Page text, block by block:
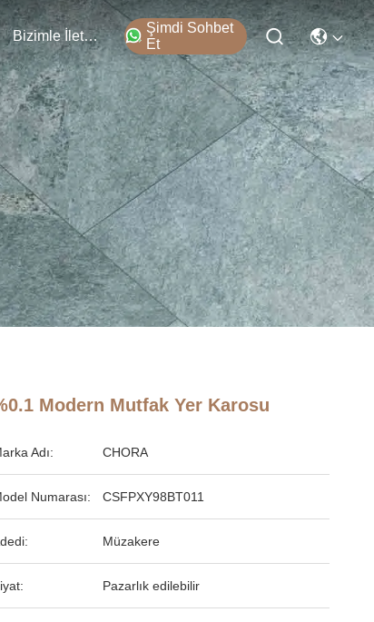
Bizimle İletişim
Şimdi Sohbet
Et
Modern Mutfak Yer Karosu
Adı: CHORA
Numarası: CSFPXY98BT011
Müzakere
Pazarlık edilebilir